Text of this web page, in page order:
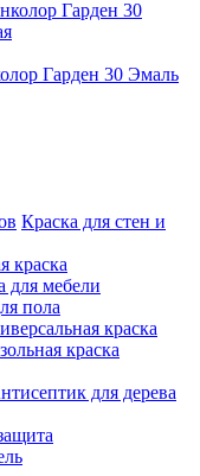
Гарден 30 Эмаль
Краска для стен и
краска
для мебели
пола
краска
краска
для дерева